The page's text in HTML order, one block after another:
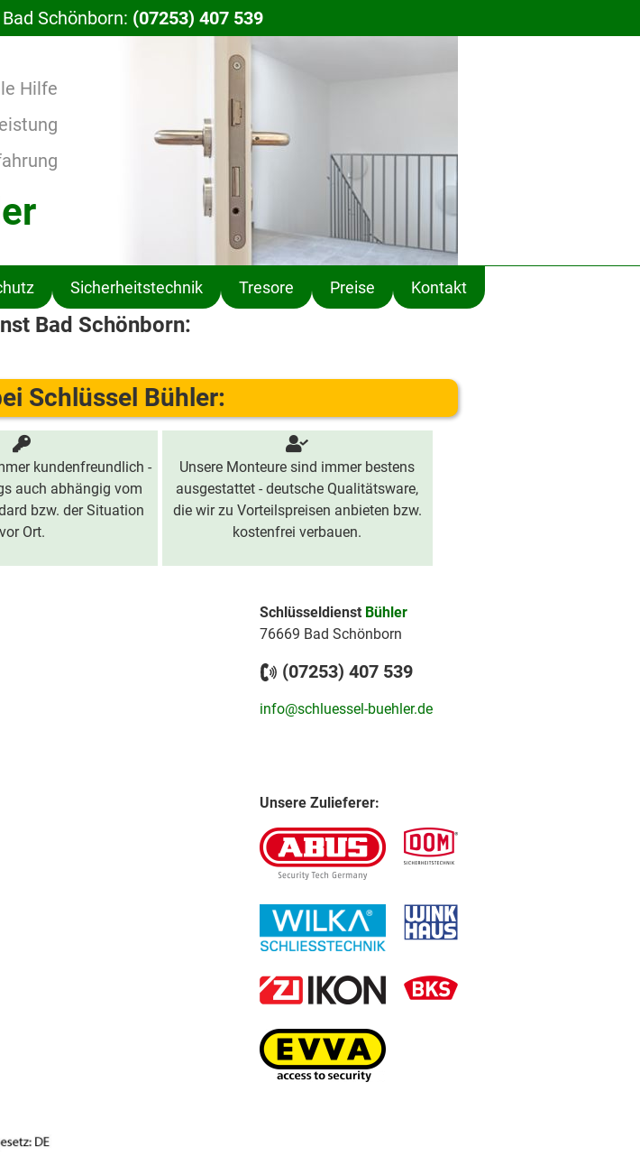
Schönborn: (07253) 407 539
Hilfe
Sicherheitstechnik Tresore Preise Kontakt
Bad Schönborn:
Schlüssel Bühler:
kundenfreundlich -
auch abhängig vom
bzw. der Situation
vor Ort.
Unsere Monteure sind immer bestens
ausgestattet - deutsche Qualitätsware,
die wir zu Vorteilspreisen anbieten bzw.
kostenfrei verbauen.
Schlüsseldienst Bühler
76669 Bad Schönborn
(07253) 407 539
info@schluessel-buehler.de
Unsere Zulieferer: